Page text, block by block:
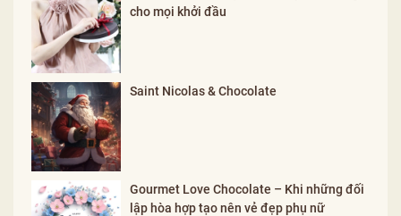
cho mọi khởi đầu
Saint Nicolas & Chocolate
Gourmet Love Chocolate – Khi những đối
lập hòa hợp tạo nên vẻ đẹp phụ nữ